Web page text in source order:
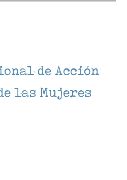
de Acción
las Mujeres